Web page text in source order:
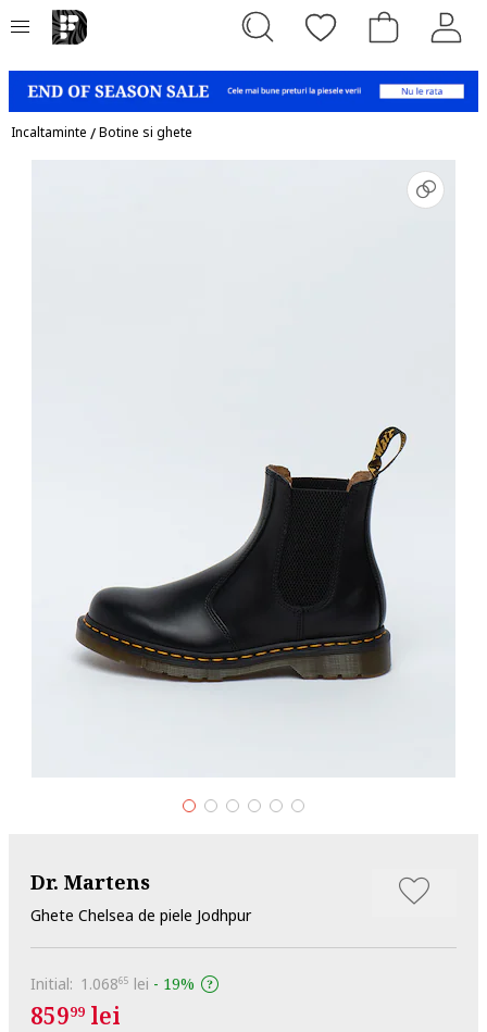
Incaltaminte /Botine si ghete
Dr. Martens
Ghete Chelsea de piele Jodhpur
Initial: 1.06865 lei - 19%
85999 lei